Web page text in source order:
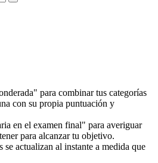
para combinar tus categorías
con su propia puntuación y
en el examen final" para averiguar
para alcanzar tu objetivo.
se actualizan al instante a medida que